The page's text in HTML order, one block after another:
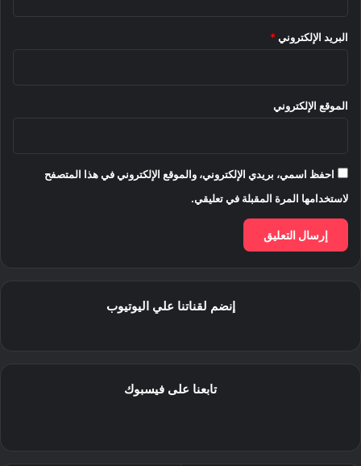
البريد الإلكتروني *
الموقع الإلكتروني
احفظ اسمي، بريدي الإلكتروني، والموقع الإلكتروني في هذا المتصفح
لاستخدامها المرة المقبلة في تعليقي.
إنضم لقناتنا علي اليوتيوب
تابعنا على فيسبوك